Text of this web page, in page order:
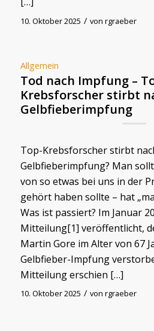
10. Oktober 2025 / von rgraeber
Allgemein
Tod nach Impfung –
Krebsforscher stirbt
Gelbfieberimpfung
Top-Krebsforscher stirbt
Gelbfieberimpfung? Man
von so etwas bei uns in der
gehört haben sollte – hat
Was ist passiert? Im Januar
Mitteilung[1] veröffentlicht,
Martin Gore im Alter von 67
Gelbfieber-Impfung
Mitteilung erschien […]
10. Oktober 2025 / von rgraeber